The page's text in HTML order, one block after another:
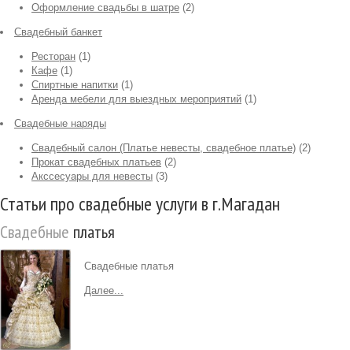
Оформление свадьбы в шатре (2)
Свадебный банкет
Ресторан (1)
Кафе (1)
Спиртные напитки (1)
Аренда мебели для выездных мероприятий (1)
Свадебные наряды
Свадебный салон (Платье невесты, свадебное платье) (2)
Прокат свадебных платьев (2)
Акссесуары для невесты (3)
Статьи про свадебные услуги в г.Магадан
Свадебные платья
Свадебные платья
Далее...